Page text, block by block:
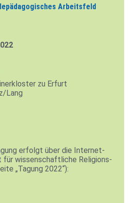
Arbeitsfeld
zu Erfurt
Lang
erfolgt über die Inter­net­
für wis­sen­schaft­liche Reli­gi­ons­
„Tagung 2022“):